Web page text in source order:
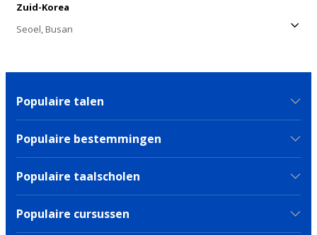
Zuid-Korea
Seoel, Busan
Populaire talen
Populaire bestemmingen
Populaire taalscholen
Populaire cursussen